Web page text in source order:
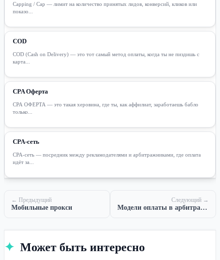
Capping / Cap — лимит на количество принятых лидов, конверсий, кликов или
показо...
COD
COD (Cash on Delivery) — это тот самый метод оплаты, когда ты не пиздишь с
карта...
CPA Оферта
CPA ОФЕРТА — это такая херовина, где ты, как аффилиат, заработаешь бабло
только...
CPA-сеть
CPA-сеть — посредник между рекламодателями и арбитражниками, где оплата
идёт за...
← Предыдущий
Мобильные прокси
Следующий →
Модели оплаты в арбитраже трафика
✦ Может быть интересно